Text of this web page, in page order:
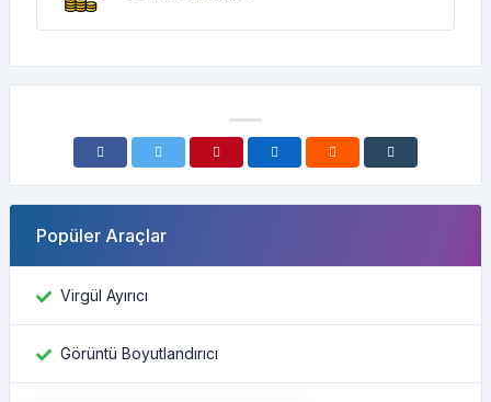
Popüler Araçlar
Virgül Ayırıcı
Görüntü Boyutlandırıcı